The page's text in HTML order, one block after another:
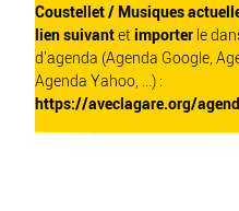
Coustellet / Musiques
lien suivantet importer le
d'agenda (Agenda Google,
Agenda Yahoo, ...) :
https://aveclagare.org/